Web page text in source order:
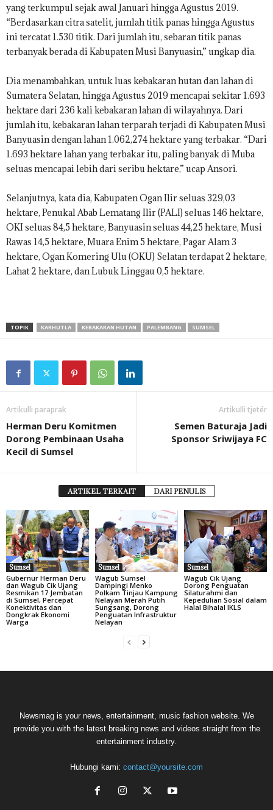
yang terkumpul sejak awal Januari hingga Agustus 2019.
“Berdasarkan citra satelit, jumlah titik panas hingga Agustus
ini tercatat 1.530 titik. Dari jumlah itu, sebaran titik panas
terbanyak berada di Kabupaten Musi Banyuasin,” ungkap dia.
Dia menambahkan, untuk luas kebakaran hutan dan lahan di
Sumatera Selatan, hingga Agustus 2019 mencapai sekitar 1.693
hektare dari 236 kali kebakaran lahan di wilayahnya. Dari
jumlah itu, kebakaran lahan terparah terjadi di Kabupaten Musi
Banyuasin dengan lahan 1.062,274 hektare yang terbakar. “Dari
1.693 hektare lahan yang terbakar itu, paling banyak di Muba
seluas mencapai lebih dari seribu hektare,” ucap Ansori.
Selanjutnya, kata dia, Kabupaten Ogan Ilir seluas 329,03
hektare, Penukal Abab Lematang Ilir (PALI) seluas 146 hektare,
OKI seluas 84,5 hektare, Banyuasin seluas 44,25 hektare, Musi
Rawas 14,5 hektare, Muara Enim 5 hektare, Pagar Alam 3
hektare, Ogan Komering Ulu (OKU) Selatan terdapat 2 hektare,
Lahat 2 hektare, dan Lubuk Linggau 0,5 hektare.
TOPIK KARHUTLA KEBAKARAN HUTAN PALEMBANG SUMSEL
Artikulli paraprak
Herman Deru Komitmen
Dorong Pembinaan Usaha
Kecil di Sumsel
Artikulli tjetër
Semen Baturaja Jadi
Sponsor Sriwijaya FC
ARTIKEL TERKAIT DARI PENULIS
Sumsel
Gubernur Herman Deru
dan Wagub Cik Ujang
Resmikan 17 Jembatan
di Sumsel, Percepat
Konektivitas dan
Dongkrak Ekonomi
Warga
Sumsel
Wagub Sumsel
Dampingi Menko
Polkam Tinjau Kampung
Nelayan Merah Putih
Sungsang, Dorong
Penguatan Infrastruktur
Nelayan
Sumsel
Wagub Cik Ujang
Dorong Penguatan
Silaturahmi dan
Kepedulian Sosial dalam
Halal Bihalal IKLS
Newsmag is your news, entertainment, music fashion website. We
provide you with the latest breaking news and videos straight from the
entertainment industry.
Hubungi kami: contact@yoursite.com